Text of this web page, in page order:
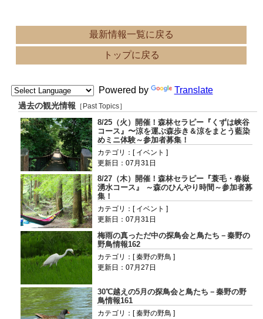
最新情報一覧に戻る
トップに戻る
Powered by Translate
過去の観光情報 ［Past Topics］
8/25（火）開催！森林セラピー『くずは峡谷
コース』〜涼を運ぶ森歩き＆涼をまとう藍染
めミニ体験～参加者募集！
カテゴリ：[ イベント ]
更新日：07月31日
8/27（木）開催！森林セラピー『蓑毛・春嶽
湧水コース』 ～森のひんやり時間～参加者募
集！
カテゴリ：[ イベント ]
更新日：07月31日
梅雨の真っただ中の探鳥会と鳥たち－秦野の
野鳥情報162
カテゴリ：[ 秦野の野鳥 ]
更新日：07月27日
30℃越えの5月の探鳥会と鳥たち－秦野の野
鳥情報161
カテゴリ：[ 秦野の野鳥 ]